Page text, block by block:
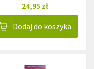
24,95 zł
Dodaj do koszyka